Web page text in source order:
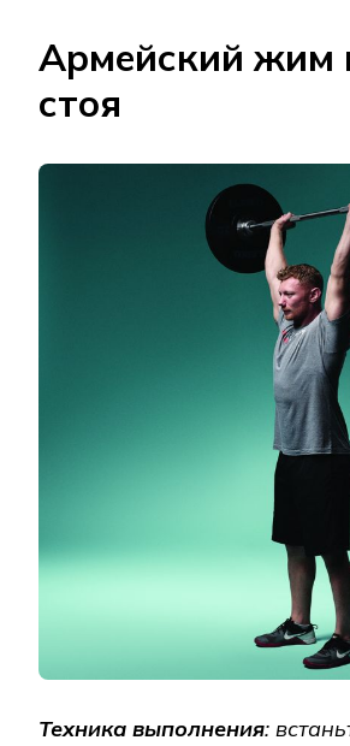
Армейский жим
стоя
Техника выполнения: